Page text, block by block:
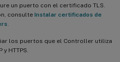
un puerto con el certificado TLS.
consulte Instalar certificados de
los puertos que el Controller utiliza
HTTPS.